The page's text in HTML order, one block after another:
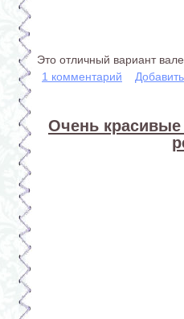
Это отличный вариант
1 комментарий
Очень красивые